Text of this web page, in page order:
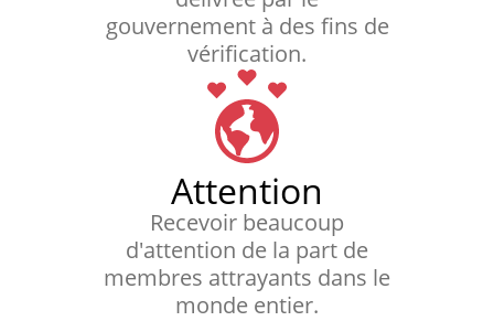
gouvernement à des fins de
vérification.
Attention
Recevoir beaucoup
d'attention de la part de
membres attrayants dans le
monde entier.